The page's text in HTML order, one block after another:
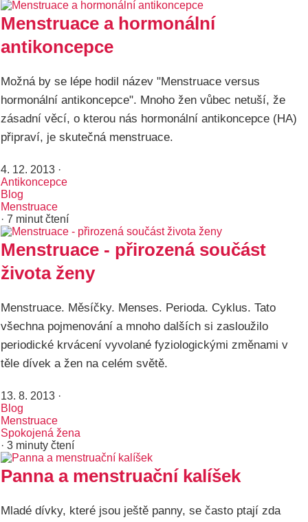
Menstruace a hormonální
antikoncepce
Možná by se lépe hodil název "Menstruace versus
hormonální antikoncepce". Mnoho žen vůbec netuší, že
zásadní věcí, o kterou nás hormonální antikoncepce (HA)
připraví, je skutečná menstruace.
4. 12. 2013 ·
Antikoncepce
Blog
Menstruace
· 7 minut čtení
Menstruace - přirozená součást
života ženy
Menstruace. Měsíčky. Menses. Perioda. Cyklus. Tato
všechna pojmenování a mnoho dalších si zasloužilo
periodické krvácení vyvolané fyziologickými změnami v
těle dívek a žen na celém světě.
13. 8. 2013 ·
Blog
Menstruace
Spokojená žena
· 3 minuty čtení
Panna a menstruační kalíšek
Mladé dívky, které jsou ještě panny, se často ptají zda